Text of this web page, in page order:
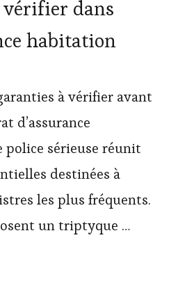
vérifier dans
habitation
à vérifier avant
d’assurance
police sérieuse réunit
destinées à
les plus fréquents.
un triptyque …